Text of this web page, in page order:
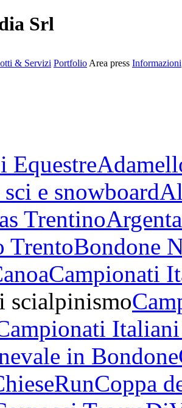
Srl
& Servizi Portfolio Area press Informazioni
Equestre
e snowboard
Trentino
TrentoBondone
Campionati
scialpinismo
in Bondone
Coppa